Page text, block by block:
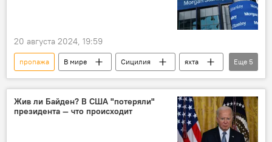
20 августа 2024, 19:59
пропажа В мире Сицилия
яхта
крушение
Morgan Stanley
совет директоров
глава
Джонатан Блумер
Еще 5
Жив ли Байден? В США "потеряли"
президента — что происходит